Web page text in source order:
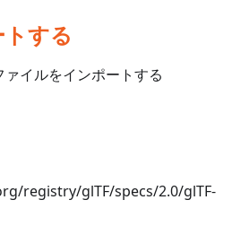
する
イルをインポートする
registry/glTF/specs/2.0/glTF-